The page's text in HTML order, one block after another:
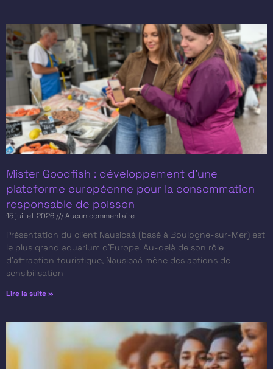
Mister Goodfish : développement d’une
plateforme européenne pour la consommation
responsable de poisson
15 juillet 2026 Aucun commentaire
Présentation du client​ Nausicaá (basé à Boulogne-sur-Mer) est
le plus grand aquarium d’Europe. Au-delà de son rôle
d’attraction touristique, Nausicaá mène des actions de
sensibilisation
Lire la suite »